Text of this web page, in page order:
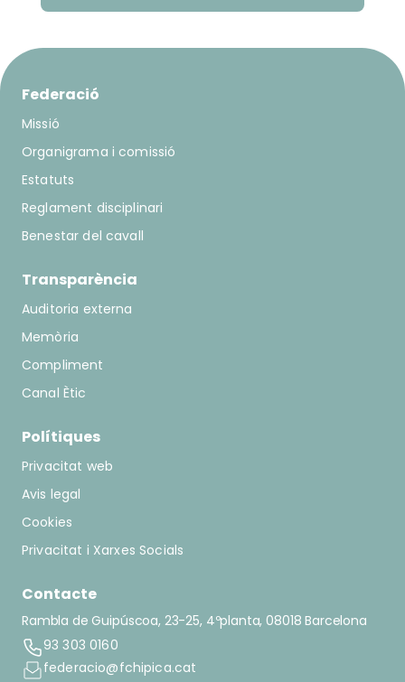
Federació
Missió
Organigrama i comissió
Estatuts
Reglament disciplinari
Benestar del cavall
Transparència
Auditoria externa
Memòria
Compliment
Canal Ètic
Polítiques
Privacitat web
Avis legal
Cookies
Privacitat i Xarxes Socials
Contacte
Rambla de Guipúscoa, 23-25, 4ºplanta, 08018 Barcelona
93 303 0160
federacio@fchipica.cat